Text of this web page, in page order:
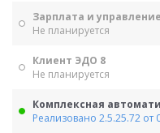
Зарплата и
Не планируется
Клиент ЭДО 8
Не планируется
Комплексная
Реализовано 2.5.25.72 от